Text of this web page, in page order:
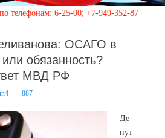
6-25-00; +7-949-352-87-40, 113
ОСАГО в
обязанность?
МВД РФ
887
Де
пут